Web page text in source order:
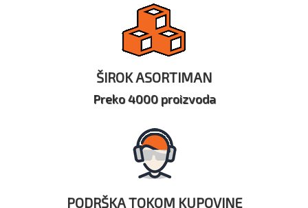
ŠIROK ASORTIMAN
Preko 4000 proizvoda
PODRŠKA TOKOM KUPOVINE